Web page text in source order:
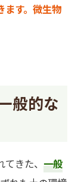
ます。微生物
般的な
きた、 一般